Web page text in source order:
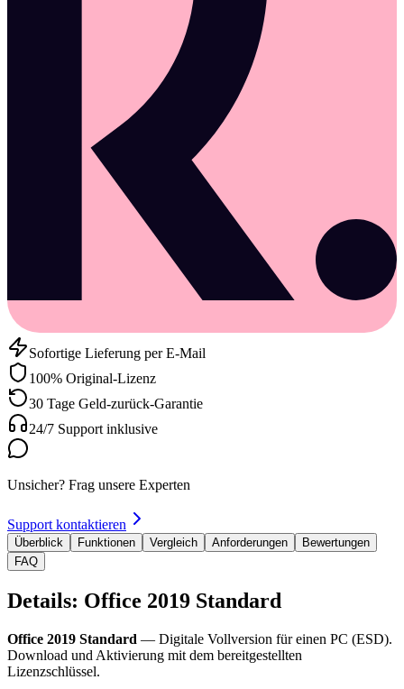
Sofortige Lieferung per E-Mail
100% Original-Lizenz
30 Tage Geld-zurück-Garantie
24/7 Support inklusive
Unsicher? Frag unsere Experten
Support kontaktieren
Überblick Funktionen Vergleich Anforderungen
Bewertungen
FAQ
Details: Office 2019 Standard
Office 2019 Standard — Digitale Vollversion für einen PC (ESD).
Download und Aktivierung mit dem bereitgestellten
Lizenzschlüssel.